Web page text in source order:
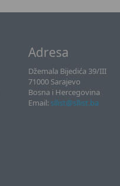
Adresa
Džemala Bijedića 39/III
71000 Sarajevo
Bosna i Hercegovina
Email: sllist@sllist.ba